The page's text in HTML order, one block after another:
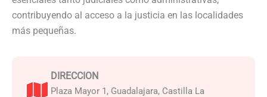
contribuyendo al acceso a la justicia en las localidades
más pequeñas.
DIRECCION
Plaza Mayor 1, Guadalajara, Castilla La